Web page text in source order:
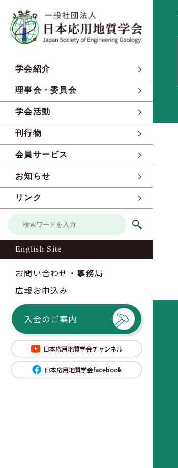
学会紹介
理事会・委員会
学会活動
刊行物
会員サービス
お知らせ
リンク
English Site
お問い合わせ・事務局
広報お申込み
入会のご案内
日本応用地質学会チャンネル
日本応用地質学会facebook